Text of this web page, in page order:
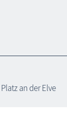
an der Elve